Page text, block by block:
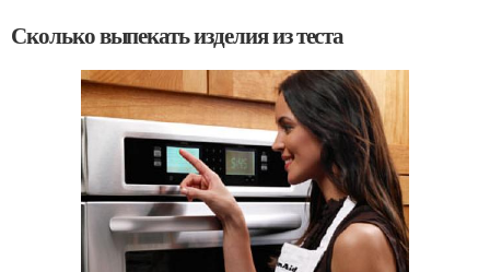
Сколько выпекать изделия из теста